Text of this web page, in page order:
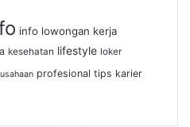
info lowongan kerja
kesehatan lifestyle loker
profesional tips karier